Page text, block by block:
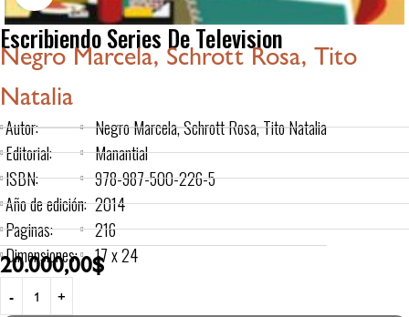
Escribiendo Series De Television
Negro Marcela, Schrott Rosa, Tito
Natalia
Autor:
Editorial:
ISBN:
Año de edición:
Paginas:
Dimensiones:
Negro Marcela, Schrott Rosa, Tito Natalia
Manantial
978-987-500-226-5
2014
216
17 x 24
20.000,00$